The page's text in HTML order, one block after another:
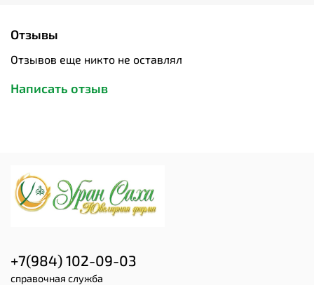
Отзывы
Отзывов еще никто не оставлял
Написать отзыв
+7(984) 102-09-03
справочная служба